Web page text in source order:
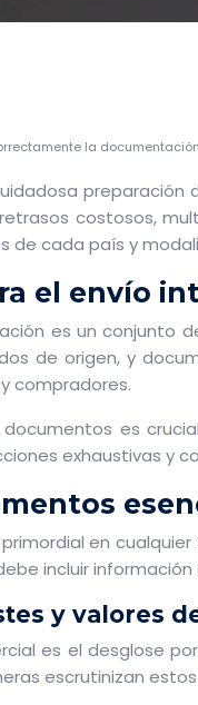
la
costosos,
cada país y
el envío
es un conjunto
de origen, y
compradores.
es
exhaustivas y
en
incluir
y valores
es el desglose
escrutinizan